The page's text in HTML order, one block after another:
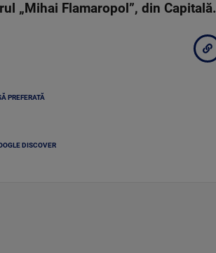
„Mihai Flamaropol”, din Capitală.
PREFERATĂ
DISCOVER